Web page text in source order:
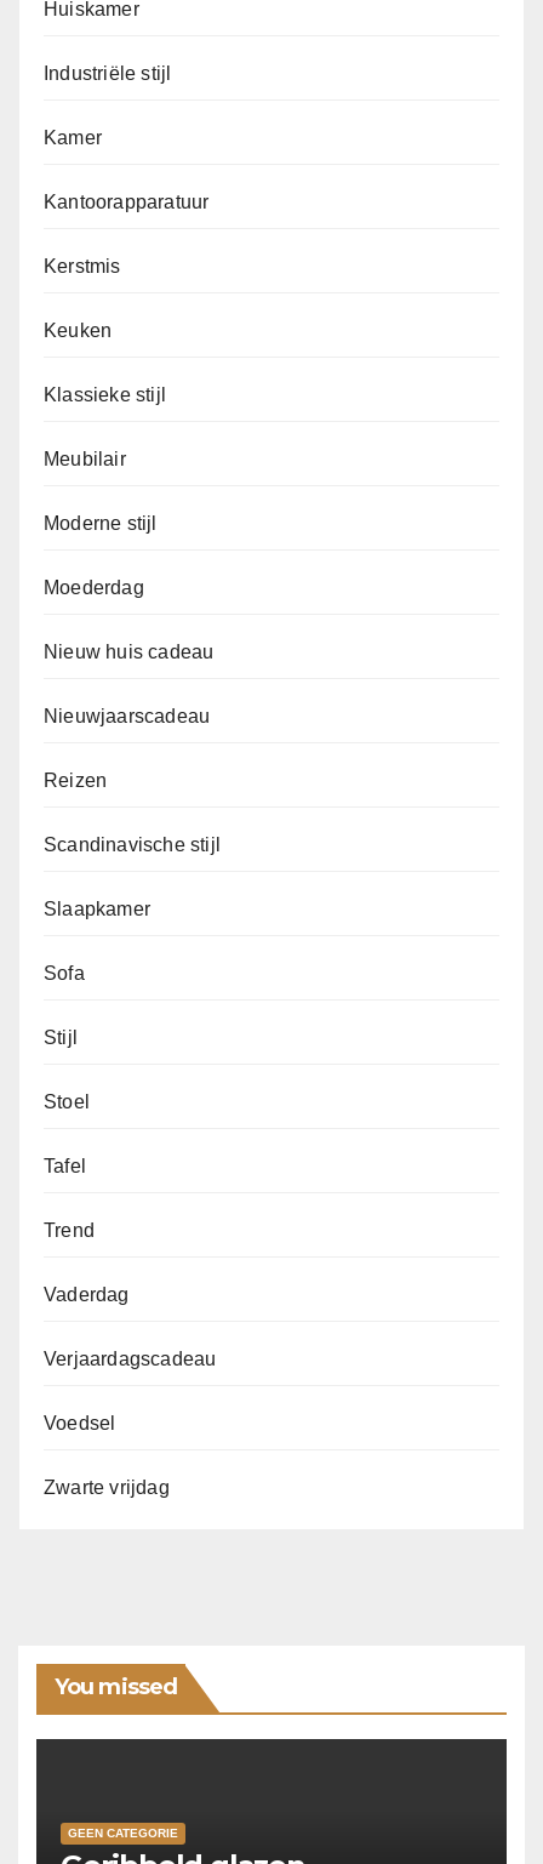
Huiskamer
Industriële stijl
Kamer
Kantoorapparatuur
Kerstmis
Keuken
Klassieke stijl
Meubilair
Moderne stijl
Moederdag
Nieuw huis cadeau
Nieuwjaarscadeau
Reizen
Scandinavische stijl
Slaapkamer
Sofa
Stijl
Stoel
Tafel
Trend
Vaderdag
Verjaardagscadeau
Voedsel
Zwarte vrijdag
You missed
GEEN CATEGORIE